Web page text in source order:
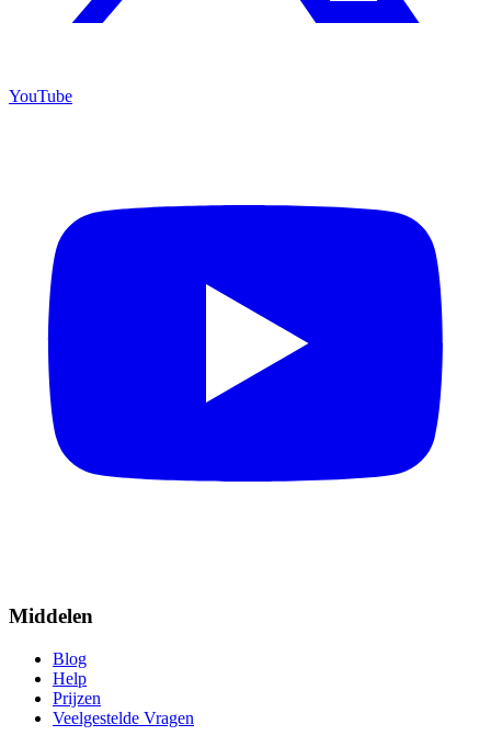
YouTube
Middelen
Blog
Help
Prijzen
Veelgestelde Vragen